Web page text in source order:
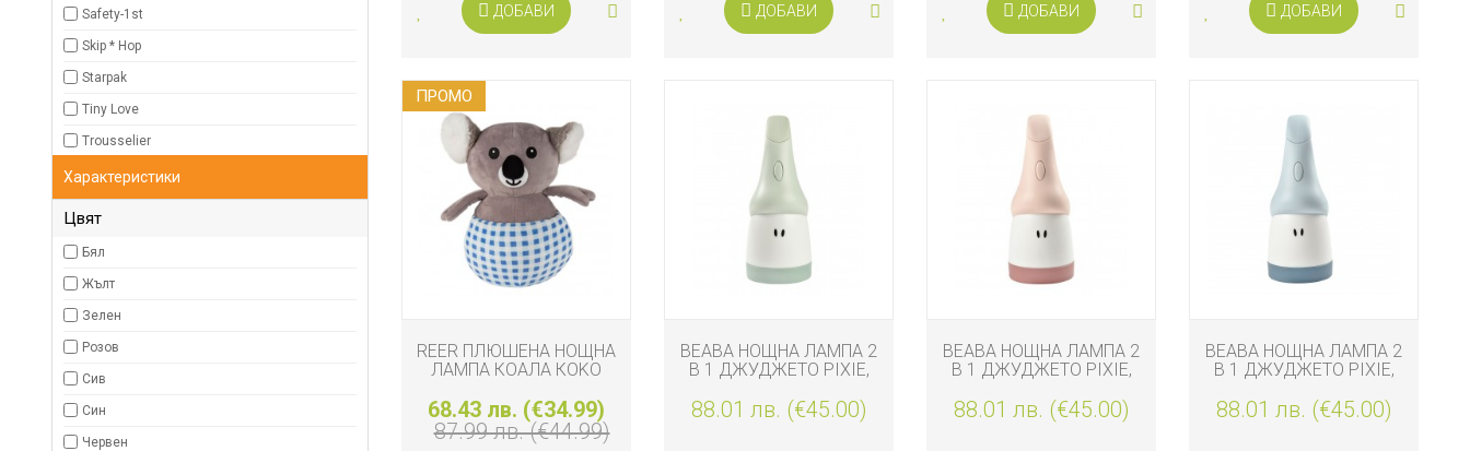
Safety-1st
Skip * Hop
Starpak
Tiny Love
Trousselier
Характеристики
Цвят
Бял
Жълт
Зелен
Розов
Сив
Син
Червен
ДОБАВИ ДОБАВИ ДОБАВИ ДОБАВИ
ПРОМO
REER ПЛЮШЕНА НОЩНА
ЛАМПА КОАЛА КOKO
68.43 лв. (€34.99)
87.99 лв. (€44.99)
BEABA НОЩНА ЛАМПА 2
В 1 ДЖУДЖЕТО PIXIE,
88.01 лв. (€45.00)
BEABA НОЩНА ЛАМПА 2
В 1 ДЖУДЖЕТО PIXIE,
88.01 лв. (€45.00)
BEABA НОЩНА ЛАМПА 2
В 1 ДЖУДЖЕТО PIXIE,
88.01 лв. (€45.00)